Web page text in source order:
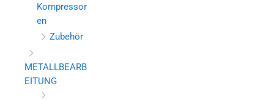
Kompressor
en
Zubehör
METALLBEARB
EITUNG